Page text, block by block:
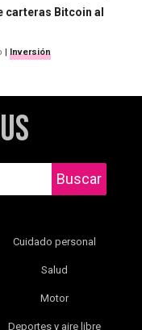
carteras Bitcoin al
Inversión
Buscar
Cuidado personal
Salud
Motor
Deportes y aire libre